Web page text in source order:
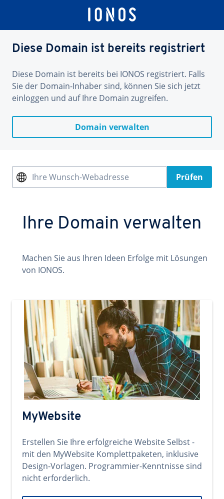
Diese Domain ist bereits registriert
Diese Domain ist bereits bei IONOS registriert. Falls
Sie der Domain-Inhaber sind, können Sie sich jetzt
einloggen und auf Ihre Domain zugreifen.
Domain verwalten
Ihre Wunsch-Webadresse Prüfen
Ihre Domain verwalten
Machen Sie aus Ihren Ideen Erfolge mit Lösungen
von IONOS.
MyWebsite
Erstellen Sie Ihre erfolgreiche Website Selbst -
mit den MyWebsite Komplettpaketen, inklusive
Design-Vorlagen. Programmier-Kenntnisse sind
nicht erforderlich.